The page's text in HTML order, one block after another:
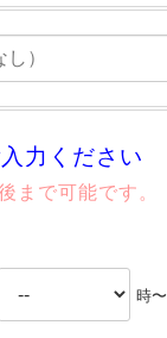
力ください
まで可能です。
時〜